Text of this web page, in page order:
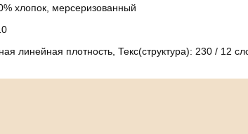
хлопок, мерсеризованный
линейная плотность, Текс(структура): 230 / 12